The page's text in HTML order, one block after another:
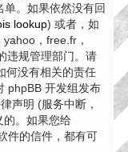
。如果依然没有回
lookup) 或者，如
，free.fr，
违规管理部门。请
何没有相关的责任
phpBB 开发组发布
声明 (服务中断，
的。如果您给
件的信件，都有可